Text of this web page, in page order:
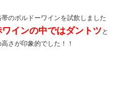
のボルドーワインを試飲しました
インの中ではダントツと
さが印象的でした！！